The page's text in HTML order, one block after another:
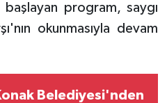
başlayan program, saygı
okunmasıyla devam
Belediyesi'nden